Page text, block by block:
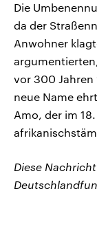
Die
da der
Anwohner
vor 300 Jahren
neue Name
Amo, der im
Diese